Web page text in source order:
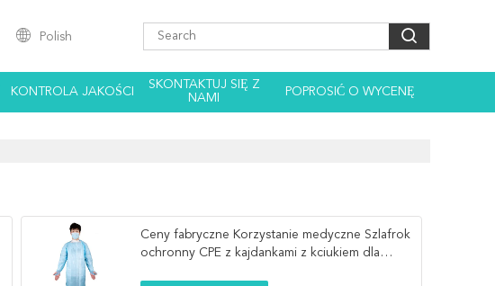
Polish
KONTROLA JAKOŚCI
SKONTAKTUJ SIĘ Z
NAMI
POPROSIĆ O WYCENĘ
Ceny fabryczne Korzystanie medyczne Szlafrok
ochronny CPE z kajdankami z kciukiem dla